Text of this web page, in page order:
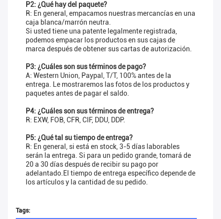
P2: ¿Qué hay del paquete?
R: En general, empacamos nuestras mercancías en una
caja blanca/marrón neutra.
Si usted tiene una patente legalmente registrada,
podemos empacar los productos en sus cajas de
marca después de obtener sus cartas de autorización.
P3: ¿Cuáles son sus términos de pago?
A: Western Union, Paypal, T/T, 100% antes de la
entrega. Le mostraremos las fotos de los productos y
paquetes antes de pagar el saldo.
P4: ¿Cuáles son sus términos de entrega?
R: EXW, FOB, CFR, CIF, DDU, DDP.
P5: ¿Qué tal su tiempo de entrega?
R: En general, si está en stock, 3-5 días laborables
serán la entrega. Si para un pedido grande, tomará de
20 a 30 días después de recibir su pago por
adelantado.El tiempo de entrega específico depende de
los artículos y la cantidad de su pedido.
Tags: